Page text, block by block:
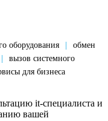
оборудования
обмен
вызов системного
для бизнеса
it-специалиста и
вашей